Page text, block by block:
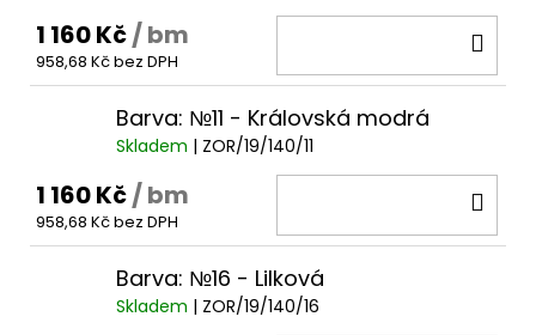
1 160 Kč/ bm
958,68 Kč bez DPH
Barva: №11 - Královská modrá
Skladem | ZOR/19/140/11
1 160 Kč/ bm
958,68 Kč bez DPH
Barva: №16 - Lilková
Skladem | ZOR/19/140/16